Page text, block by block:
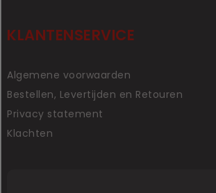
KLANTENSERVICE
Algemene voorwaarden
Bestellen, Levertijden en Retouren
Privacy statement
Klachten